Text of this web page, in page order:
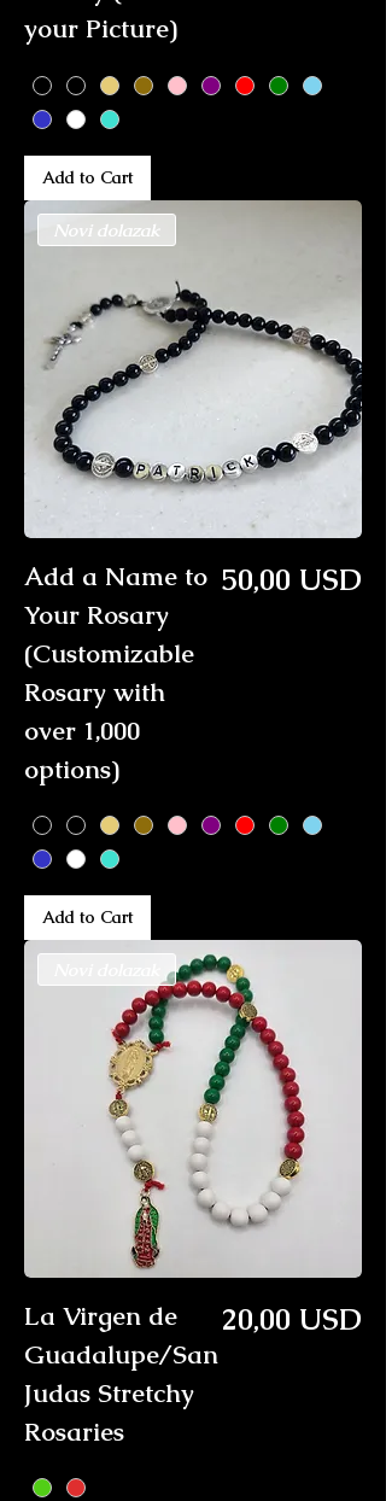
your Picture)
Add to Cart
Novi dolazak
Add a Name to
Your Rosary
(Customizable
Rosary with
over 1,000
options)
Price
50,00 USD
Add to Cart
La Virgen de
Guadalupe/San
Judas Stretchy
Rosaries
Price
20,00 USD